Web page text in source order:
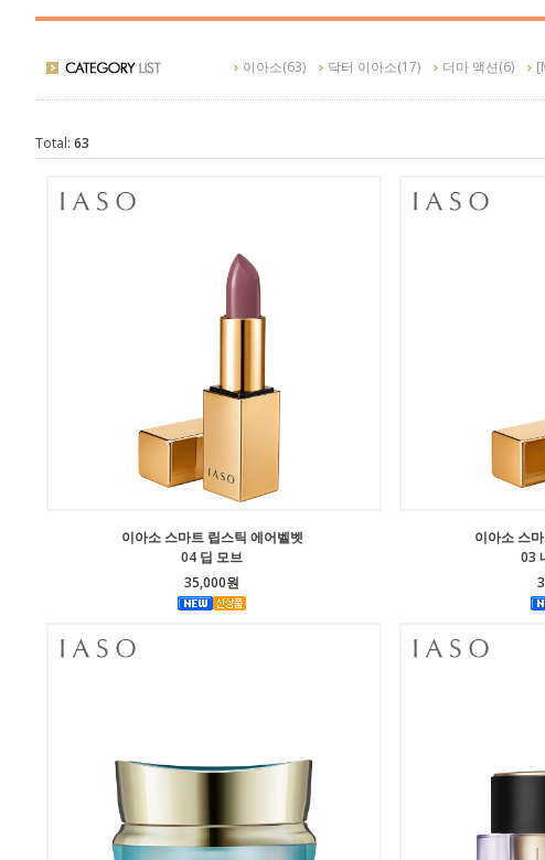
이아소(63) 닥터 이아소(17) 더마 액션(6)
Total: 63
이아소 스마트 립스틱 에어벨벳
04 딥 모브
35,000원
이아소 스
03